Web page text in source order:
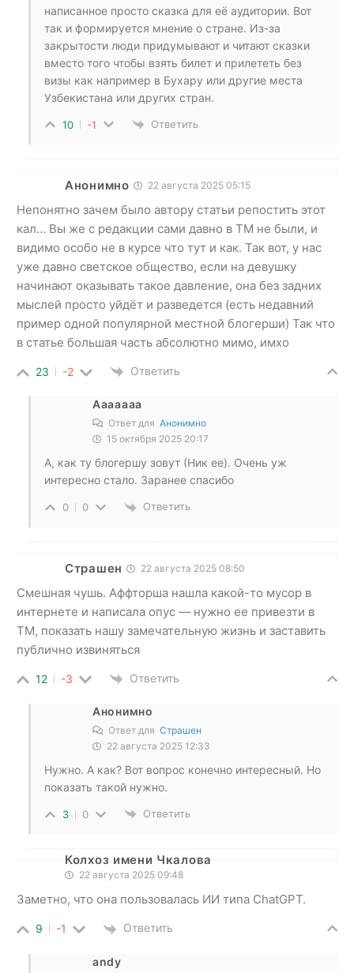
написанное просто сказка для её аудитории. Вот
так и формируется мнение о стране. Из-за
закрытости люди придумывают и читают сказки
вместо того чтобы взять билет и прилететь без
визы как например в Бухару или другие места
Узбекистана или других стран.
10 -1 Ответить
Анонимно 22 августа 2025 05:15
Непонятно зачем было автору статьи репостить этот
кал… Вы же с редакции сами давно в ТМ не были, и
видимо особо не в курсе что тут и как. Так вот, у нас
уже давно светское общество, если на девушку
начинают оказывать такое давление, она без задних
мыслей просто уйдёт и разведется (есть недавний
пример одной популярной местной блогерши) Так что
в статье большая часть абсолютно мимо, имхо
23 -2 Ответить
Ааааааа
Ответ для Анонимно
15 октября 2025 20:17
А, как ту блогершу зовут (Ник ее). Очень уж
интересно стало. Заранее спасибо
0 0 Ответить
Страшен 22 августа 2025 08:50
Смешная чушь. Аффторша нашла какой-то мусор в
интернете и написала опус — нужно ее привезти в
ТМ, показать нашу замечательную жизнь и заставить
публично извиняться
12 -3 Ответить
Анонимно
Ответ для Страшен
22 августа 2025 12:33
Нужно. А как? Вот вопрос конечно интересный. Но
показать такой нужно.
3 0 Ответить
Колхоз имени Чкалова
22 августа 2025 09:48
Заметно, что она пользовалась ИИ типа ChatGPT.
9 -1 Ответить
andy